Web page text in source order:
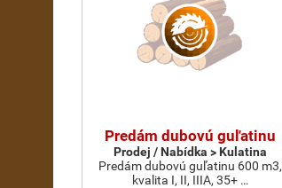
Predám dubovú guľatinu
Prodej / Nabídka > Kulatina
Predám dubovú guľatinu 600 m3,
kvalita I, II, IIIA, 35+ …